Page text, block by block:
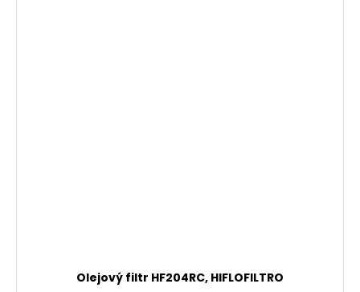
Olejový filtr HF204RC, HIFLOFILTRO